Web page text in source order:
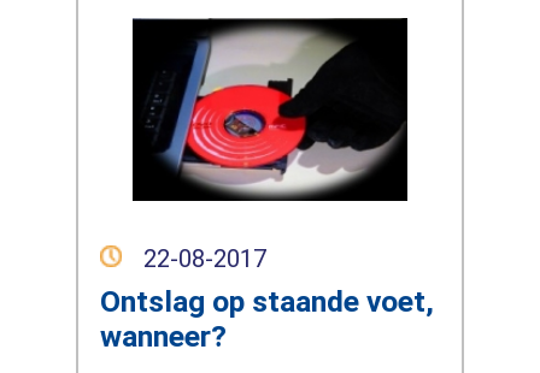
22-08-2017
Ontslag op staande voet,
wanneer?